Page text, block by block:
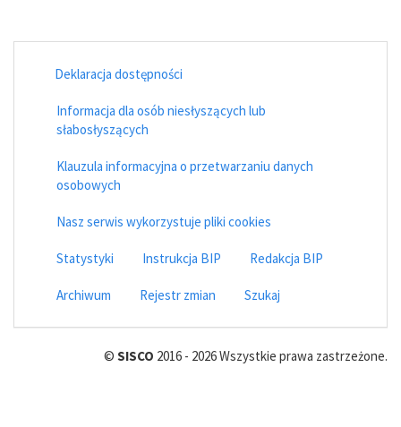
Deklaracja dostępności
Informacja dla osób niesłyszących lub
słabosłyszących
Klauzula informacyjna o przetwarzaniu danych
osobowych
Nasz serwis wykorzystuje pliki cookies
Statystyki Instrukcja BIP Redakcja BIP
Archiwum Rejestr zmian Szukaj
© SISCO 2016 - 2026 Wszystkie prawa zastrzeżone.